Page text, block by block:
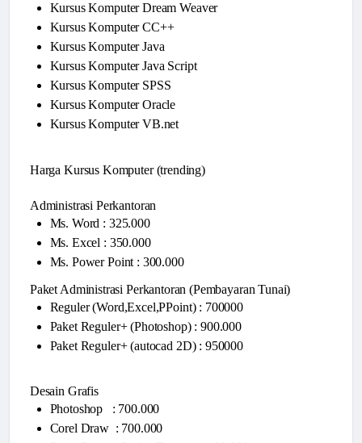
Kursus Komputer Dream Weaver
Kursus Komputer CC++
Kursus Komputer Java
Kursus Komputer Java Script
Kursus Komputer SPSS
Kursus Komputer Oracle
Kursus Komputer VB.net
Harga Kursus Komputer (trending)
Administrasi Perkantoran
Ms. Word : 325.000
Ms. Excel : 350.000
Ms. Power Point : 300.000
Paket Administrasi Perkantoran (Pembayaran Tunai)
Reguler (Word,Excel,PPoint) : 700000
Paket Reguler+ (Photoshop) : 900.000
Paket Reguler+ (autocad 2D) : 950000
Desain Grafis
Photoshop : 700.000
Corel Draw : 700.000